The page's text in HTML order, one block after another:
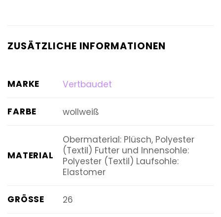
ZUSÄTZLICHE INFORMATIONEN
MARKE Vertbaudet
FARBE wollweiß
MATERIAL
Obermaterial: Plüsch, Polyester
(Textil) Futter und Innensohle:
Polyester (Textil) Laufsohle:
Elastomer
GRÖSSE 26